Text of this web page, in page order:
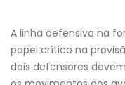
A linha defensiva na
papel crítico na
dois defensores